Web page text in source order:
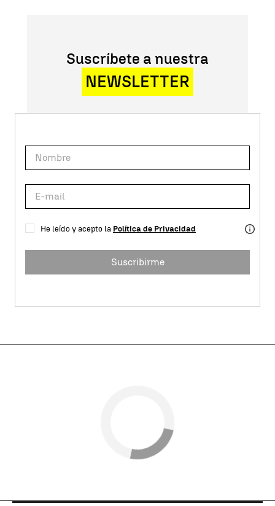
Suscríbete a nuestra
NEWSLETTER
He leído y acepto la Política de Privacidad
Suscribirme